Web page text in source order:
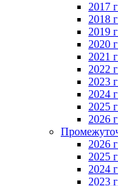
2017
2018
2019
2020
2021
2022
2023
2024
2025
2026
2026
2025
2024
2023